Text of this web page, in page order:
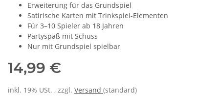
Erweiterung für das Grundspiel
Satirische Karten mit Trinkspiel-Elementen
Für 3–10 Spieler ab 18 Jahren
Partyspaß mit Schuss
Nur mit Grundspiel spielbar
14,99 €
inkl. 19% USt. , zzgl. Versand (standard)